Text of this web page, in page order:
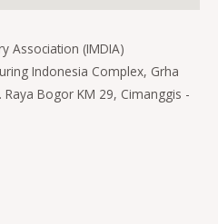
Association (IMDIA)
Indonesia Complex, Grha
Raya Bogor KM 29, Cimanggis -